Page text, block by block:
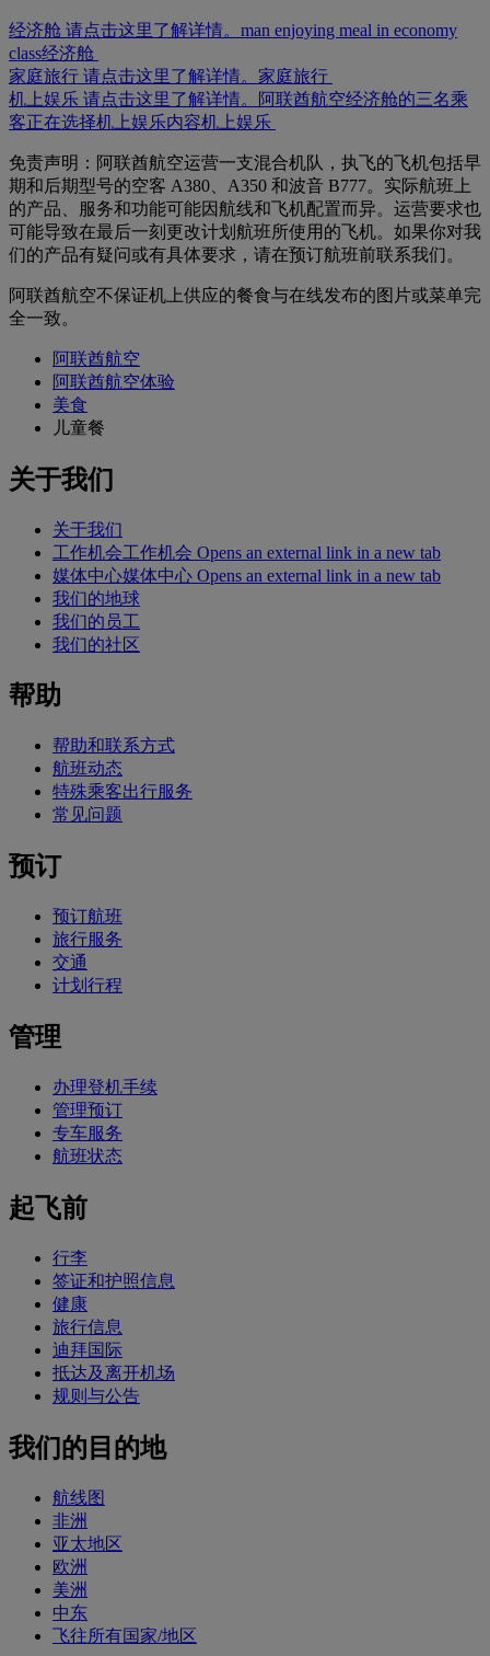
经济舱 请点击这里了解详情。 man enjoying meal in economy
class经济舱
家庭旅行 请点击这里了解详情。 家庭旅行
机上娱乐 请点击这里了解详情。
阿联酋航空经济舱的三名乘
客正在选择机上娱乐内容机上娱乐
免责声明：阿联酋航空运营一支混合机队，执飞的飞机包括早
期和后期型号的空客 A380、A350 和波音 B777。实际航班上
的产品、服务和功能可能因航线和飞机配置而异。运营要求也
可能导致在最后一刻更改计划航班所使用的飞机。如果你对我
们的产品有疑问或有具体要求，请在预订航班前联系我们。
阿联酋航空不保证机上供应的餐食与在线发布的图片或菜单完
全一致。
阿联酋航空
阿联酋航空体验
美食
儿童餐
关于我们
关于我们
工作机会工作机会 Opens an external link in a new tab
媒体中心媒体中心 Opens an external link in a new tab
我们的地球
我们的员工
我们的社区
帮助
帮助和联系方式
航班动态
特殊乘客出行服务
常见问题
预订
预订航班
旅行服务
交通
计划行程
管理
办理登机手续
管理预订
专车服务
航班状态
起飞前
行李
签证和护照信息
健康
旅行信息
迪拜国际
抵达及离开机场
规则与公告
我们的目的地
航线图
非洲
亚太地区
欧洲
美洲
中东
飞往所有国家/地区